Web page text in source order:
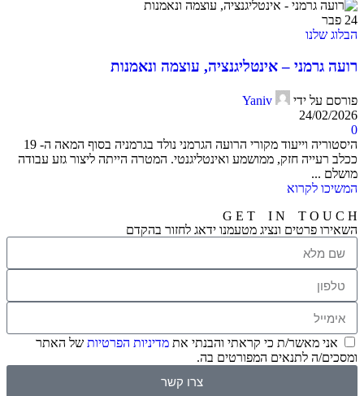
24 פבר
הבלוג שלנו
רועה גרמני – אינטליגנציה, עוצמה ונאמנות
פורסם על ידי
Yaniv
24/02/2026
0
היסטוריה וייעוד מקורי הרועה הגרמני נולד בגרמניה בסוף המאה ה- 19
ככלב רעייה חזק, ממושמע ואינטליגנטי. המטרה הייתה ליצור גזע עבודה
מושלם ...
המשיכו לקרוא
G E T I N T O U C H
השאירו פרטים ונציג מטעמנו ידאג לחזור בהקדם
אני מאשר/ת כי קראתי והבנתי את מדיניות הפרטיות של האתר
ומסכים/ה לתנאים המפורטים בה.
צרו קשר